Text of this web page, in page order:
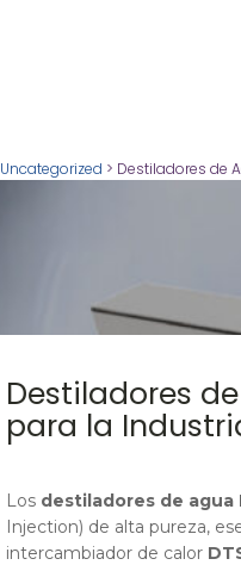
Uncategorized > Destiladores de
Destiladores
para la
Los destiladores de agua
Injection) de alta pureza,
intercambiador de calor